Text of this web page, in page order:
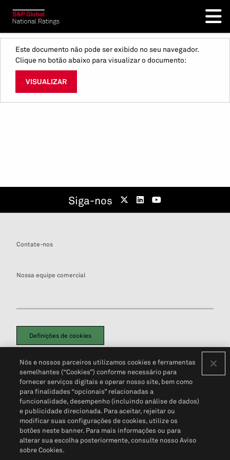
Este documento não pode ser exibido no seu navegador.
Clique no botão abaixo para visualizar o documento:
VISUALIZAR
Siga-nos
Contate-nos
Nossa equipe comercial
Definições de cookies
Política de PrivacidadePortal de privacidade do cliente (em inglês)
Não Venda Minhas Informações Pessoais© 2026 S&P Global
Nós e nossos parceiros utilizamos cookies e ferramentas
semelhantes (“Cookies”) conforme necessário para
fornecer serviços digitais e operar nosso site, bem como
para finalidades “opcionais” relacionadas a
funcionalidade, desempenho (incluindo análise de dados)
e publicidade direcionada. Para aceitar, rejeitar ou
modificar suas configurações de cookies, utilize os
botões neste banner. Para mais informações ou para
alterar sua escolha posteriormente, consulte nosso Aviso
sobre Cookies.